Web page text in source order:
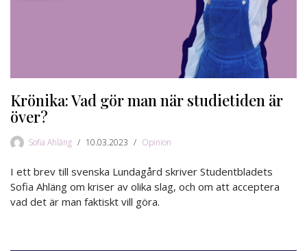
Krönika: Vad gör man när studietiden är
över?
Sofia Ahläng 10.03.2023 Opinion
I ett brev till svenska Lundagård skriver Studentbladets
Sofia Ahläng om kriser av olika slag, och om att acceptera
vad det är man faktiskt vill göra.